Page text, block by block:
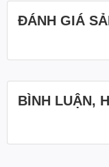
5 lưỡi cạo sắc bén:
Quốc với 5 lưỡi
Bề mặt cạo mượt
kích ứng.
ĐÁNH GIÁ
BÌNH LUẬN,